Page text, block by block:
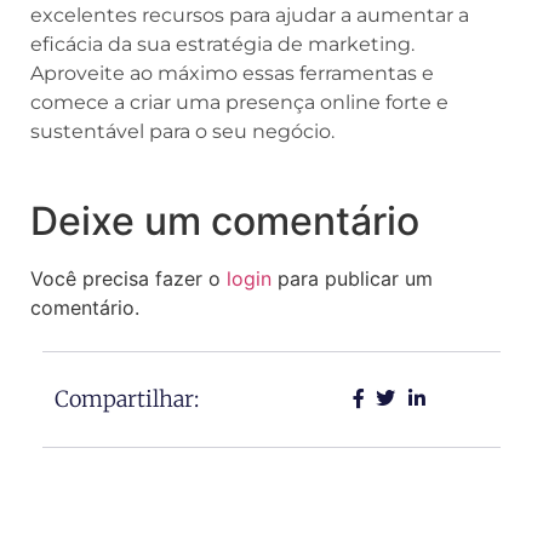
excelentes recursos para ajudar a aumentar a
eficácia da sua estratégia de marketing.
Aproveite ao máximo essas ferramentas e
comece a criar uma presença online forte e
sustentável para o seu negócio.
Deixe um comentário
Você precisa fazer o login para publicar um
comentário.
Compartilhar: